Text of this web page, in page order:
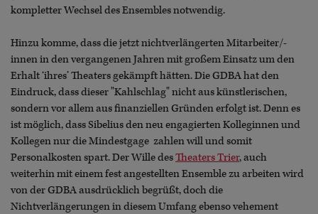
kompletter Wechsel des Ensembles notwendig.
Hinzu komme, dass die jetzt nichtverlängerten Mitarbeiter/-
innen in den vergangenen Jahren mit großem Einsatz um den
Erhalt ‘ihres’ Theaters gekämpft hätten. Die GDBA hat den
Eindruck, dass dieser "Kahlschlag" nicht aus künstlerischen,
sondern vor allem aus finanziellen Gründen erfolgt ist. Denn es
ist möglich, dass Sibelius den neu engagierten Kolleginnen und
Kollegen nur die Mindestgage zahlen will und somit
Personalkosten spart. Der Wille desTheaters Trier, auch
weiterhin mit einem fest angestellten Ensemble zu arbeiten wird
von der GDBA ausdrücklich begrüßt, doch die
Nichtverlängerungen in diesem Umfang ebenso vehement